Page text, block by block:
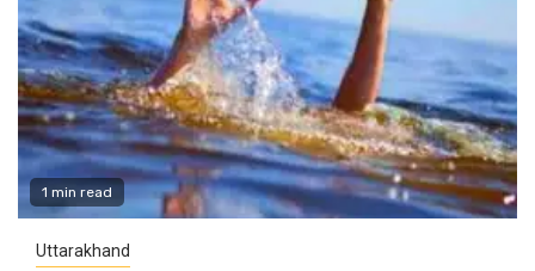
1 min read
Uttarakhand